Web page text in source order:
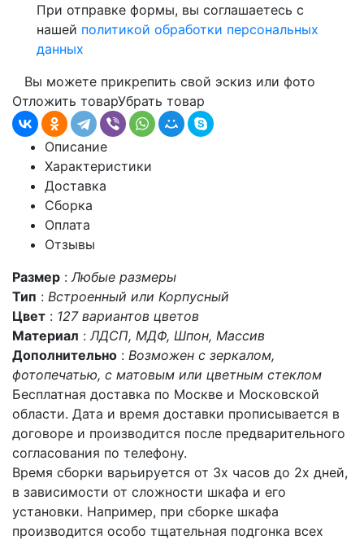
При отправке формы, вы соглашаетесь с
нашей политикой обработки персональных
данных
Вы можете прикрепить свой эскиз или фото
Отложить товарУбрать товар
Описание
Характеристики
Доставка
Сборка
Оплата
Отзывы
Размер : Любые размеры
Тип : Встроенный или Корпусный
Цвет : 127 вариантов цветов
Материал : ЛДСП, МДФ, Шпон, Массив
Дополнительно : Возможен с зеркалом,
фотопечатью, с матовым или цветным стеклом
Бесплатная доставка по Москве и Московской
области. Дата и время доставки прописывается в
договоре и производится после предварительного
согласования по телефону.
Время сборки варьируется от 3х часов до 2х дней,
в зависимости от сложности шкафа и его
установки. Например, при сборке шкафа
производится особо тщательная подгонка всех